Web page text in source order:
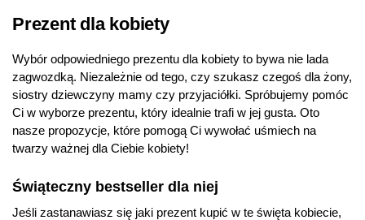
Prezent dla kobiety
Wybór odpowiedniego prezentu dla kobiety to bywa nie lada
zagwozdką. Niezależnie od tego, czy szukasz czegoś dla żony,
siostry dziewczyny mamy czy przyjaciółki. Spróbujemy pomóc
Ci w wyborze prezentu, który idealnie trafi w jej gusta. Oto
nasze propozycje, które pomogą Ci wywołać uśmiech na
twarzy ważnej dla Ciebie kobiety!
Świąteczny bestseller dla niej
Jeśli zastanawiasz się jaki prezent kupić w te święta kobiecie,